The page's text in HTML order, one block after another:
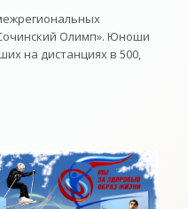
Олимп». Юноши
на дистанциях в 500,